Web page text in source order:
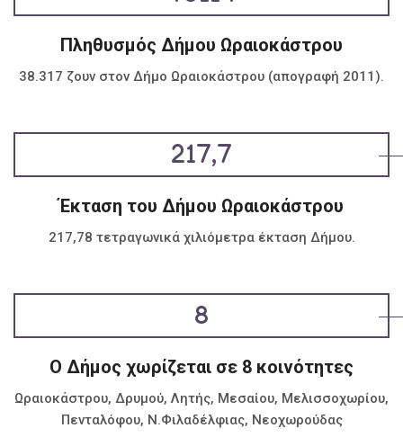
Πληθυσμός Δήμου Ωραιοκάστρου
38.317 ζουν στον Δήμο Ωραιοκάστρου (απογραφή 2011).
217,7
Έκταση του Δήμου Ωραιοκάστρου
217,78 τετραγωνικά χιλιόμετρα έκταση Δήμου.
8
Ο Δήμος χωρίζεται σε 8 κοινότητες
Ωραιοκάστρου, Δρυμού, Λητής, Μεσαίου, Μελισσοχωρίου,
Πενταλόφου, Ν.Φιλαδέλφιας, Νεοχωρούδας